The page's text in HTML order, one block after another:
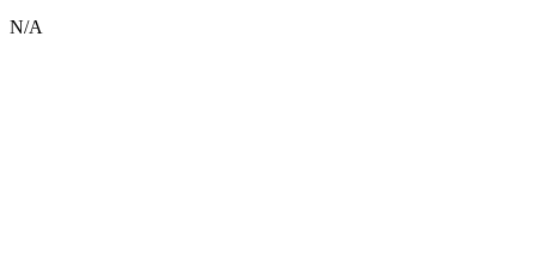
N/A